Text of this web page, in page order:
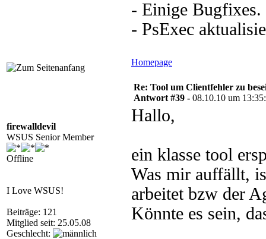
- Einige Bugfixes.
- PsExec
Homepage
firewalldevil
WSUS Senior Member
Offline
I Love WSUS!
Beiträge: 121
Mitglied seit: 25.05.08
Geschlecht:
Re: Tool um Clientfehler zu
Antwort #39 - 08.10.10 um
Hallo,
ein klasse tool
Was mir auffällt,
arbeitet bzw der
Könnte es sein,